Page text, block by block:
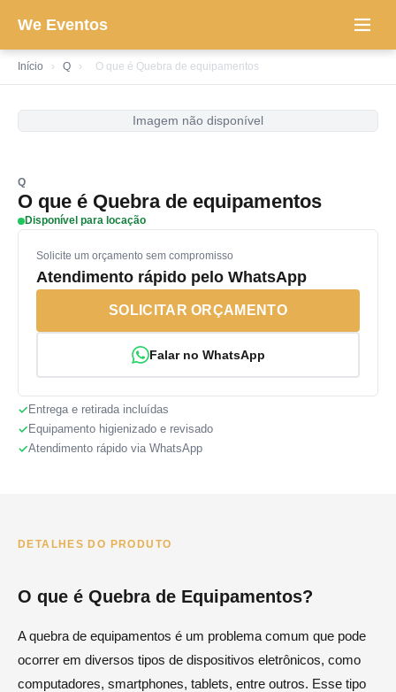
We Eventos
Início › Q › O que é Quebra de equipamentos
Imagem não disponível
Q
O que é Quebra de equipamentos
Disponível para locação
Solicite um orçamento sem compromisso
Atendimento rápido pelo WhatsApp
SOLICITAR ORÇAMENTO
Falar no WhatsApp
Entrega e retirada incluídas
Equipamento higienizado e revisado
Atendimento rápido via WhatsApp
DETALHES DO PRODUTO
O que é Quebra de Equipamentos?
A quebra de equipamentos é um problema comum que pode
ocorrer em diversos tipos de dispositivos eletrônicos, como
computadores, smartphones, tablets, entre outros. Esse tipo